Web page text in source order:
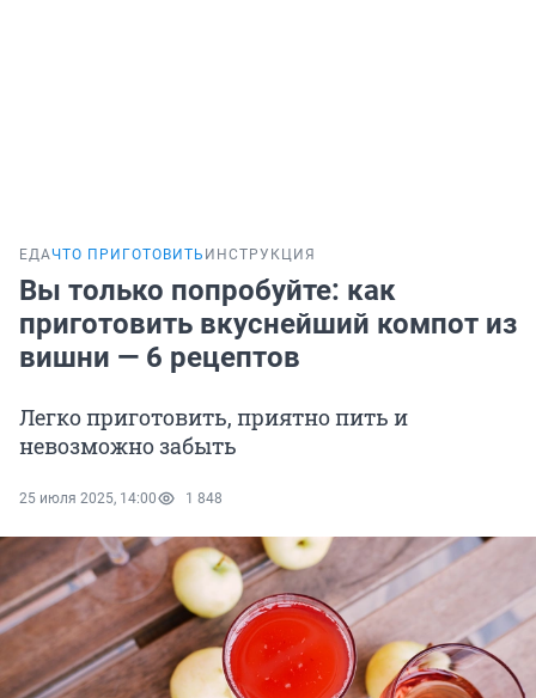
ЕДАЧТО ПРИГОТОВИТЬ ИНСТРУКЦИЯ
Вы только попробуйте: как
приготовить вкуснейший компот из
вишни — 6 рецептов
Легко приготовить, приятно пить и
невозможно забыть
25 июля 2025, 14:00 1 848